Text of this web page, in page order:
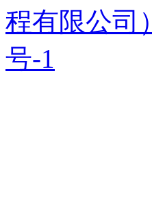
程有限公司）
号-1